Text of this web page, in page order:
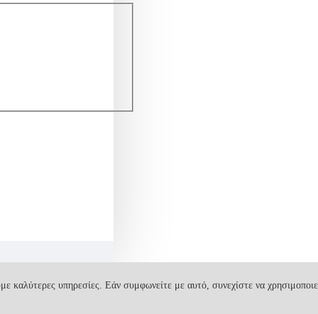
υπηρεσίες. Εάν συμφωνείτε με αυτό, συνεχίστε να